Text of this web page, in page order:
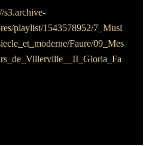
s3.archive-
playlist/1543578952/7_Musi
Faure/09_Mes